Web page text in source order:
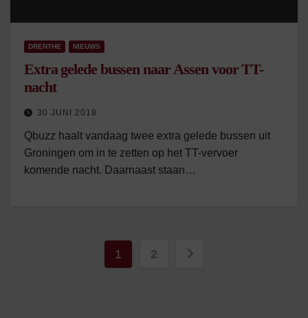
DRENTHE NIEUWS
Extra gelede bussen naar Assen voor TT-
nacht
30 JUNI 2018
Qbuzz haalt vandaag twee extra gelede bussen uit
Groningen om in te zetten op het TT-vervoer
komende nacht. Daarnaast staan…
Berichten
1 2